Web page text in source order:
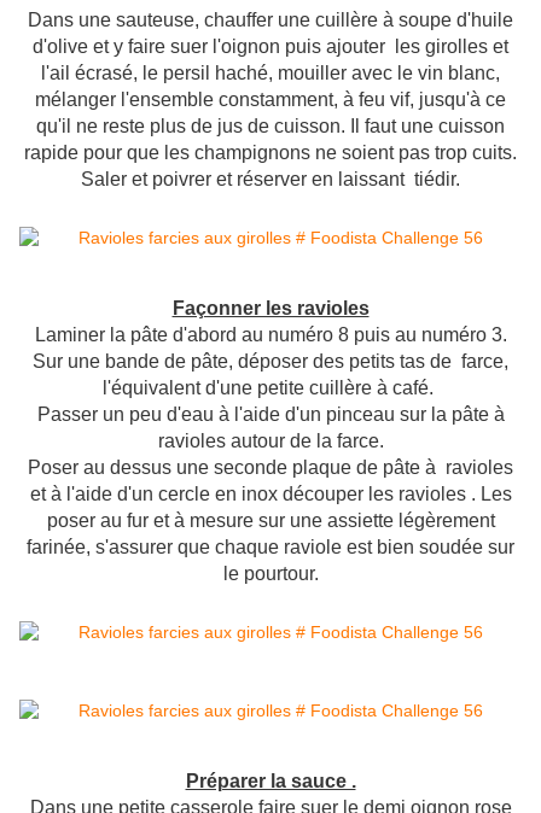
Dans une sauteuse, chauffer une cuillère à soupe d'huile
d'olive et y faire suer l'oignon puis ajouter les girolles et
l'ail écrasé, le persil haché, mouiller avec le vin blanc,
mélanger l'ensemble constamment, à feu vif, jusqu'à ce
qu'il ne reste plus de jus de cuisson. Il faut une cuisson
rapide pour que les champignons ne soient pas trop cuits.
Saler et poivrer et réserver en laissant tiédir.
Façonner les ravioles
Laminer la pâte d'abord au numéro 8 puis au numéro 3.
Sur une bande de pâte, déposer des petits tas de farce,
l'équivalent d'une petite cuillère à café.
Passer un peu d'eau à l'aide d'un pinceau sur la pâte à
ravioles autour de la farce.
Poser au dessus une seconde plaque de pâte à ravioles
et à l'aide d'un cercle en inox découper les ravioles . Les
poser au fur et à mesure sur une assiette légèrement
farinée, s'assurer que chaque raviole est bien soudée sur
le pourtour.
Préparer la sauce .
Dans une petite casserole faire suer le demi oignon rose